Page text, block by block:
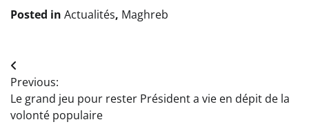
Posted in Actualités, Maghreb
Navigation
de
l’article
Previous:
Le grand jeu pour rester Président a vie en dépit de la
volonté populaire